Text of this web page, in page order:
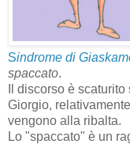
Sindrome di
spaccato.
Il discorso è
Giorgio,
vengono alla ribalta.
Lo "spaccato" è un